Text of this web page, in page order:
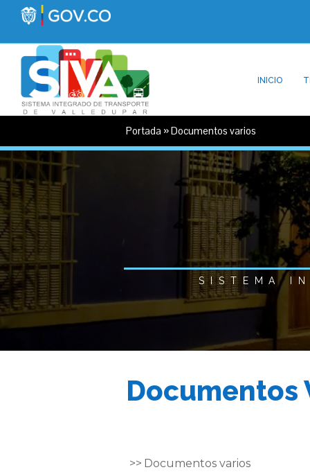
INICIO
Portada »Documentos varios
SISTEMA
Documentos
Documentos varios